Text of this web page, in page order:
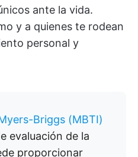
ante la vida.
y a quienes te rodean
personal y
Briggs (MBTI)
evaluación de la
proporcionar